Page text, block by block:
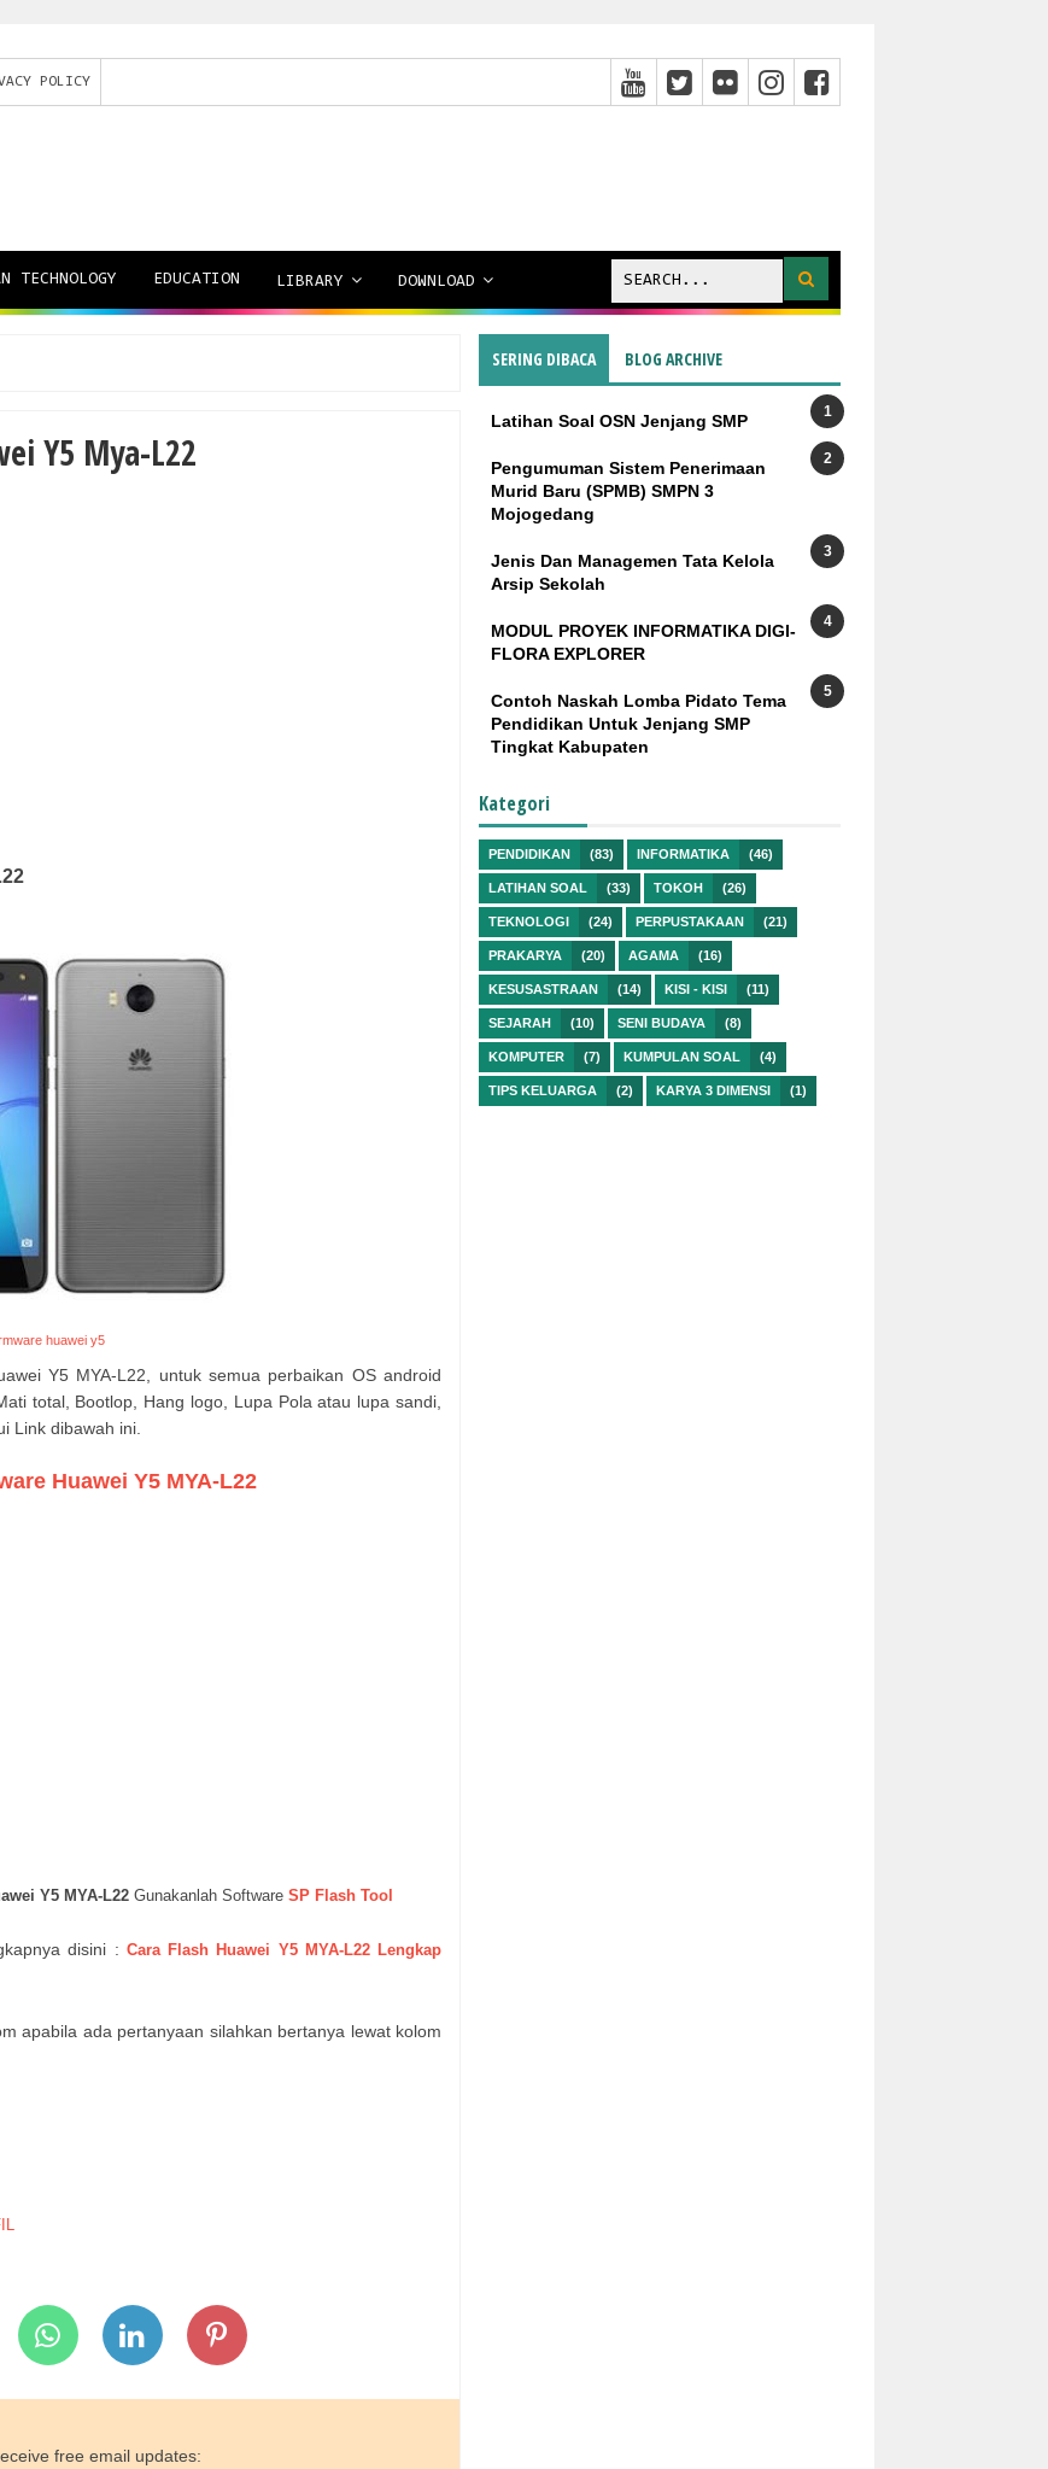
POLICY
TECHNOLOGY EDUCATION LIBRARY DOWNLOAD
Y5 Mya-L22
huawei y5
Y5 MYA-L22, untuk semua perbaikan OS android
total, Bootlop, Hang logo, Lupa Pola atau lupa sandi,
Link dibawah ini.
Huawei Y5 MYA-L22
Y5 MYA-L22 Gunakanlah Software SP Flash Tool
disini : Cara Flash Huawei Y5 MYA-L22Lengkap
apabila ada pertanyaan silahkan bertanya lewat kolom
free email updates:
SERING DIBACA BLOG ARCHIVE
Latihan Soal OSN Jenjang SMP
Pengumuman Sistem Penerimaan
Murid Baru (SPMB) SMPN 3
Mojogedang
Jenis Dan Managemen Tata Kelola
Arsip Sekolah
MODUL PROYEK INFORMATIKA DIGI-
FLORA EXPLORER
Contoh Naskah Lomba Pidato Tema
Pendidikan Untuk Jenjang SMP
Tingkat Kabupaten
Kategori
PENDIDIKAN (83) INFORMATIKA (46)
LATIHAN SOAL (33) TOKOH (26)
TEKNOLOGI (24) PERPUSTAKAAN (21)
PRAKARYA (20) AGAMA (16)
KESUSASTRAAN (14) KISI - KISI (11)
SEJARAH (10) SENI BUDAYA (8)
KOMPUTER (7) KUMPULAN SOAL (4)
TIPS KELUARGA (2) KARYA 3 DIMENSI (1)